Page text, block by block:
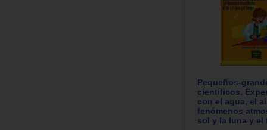
Pequeños-
científicos.
con el agua, el
fenómenos
sol y la luna y el